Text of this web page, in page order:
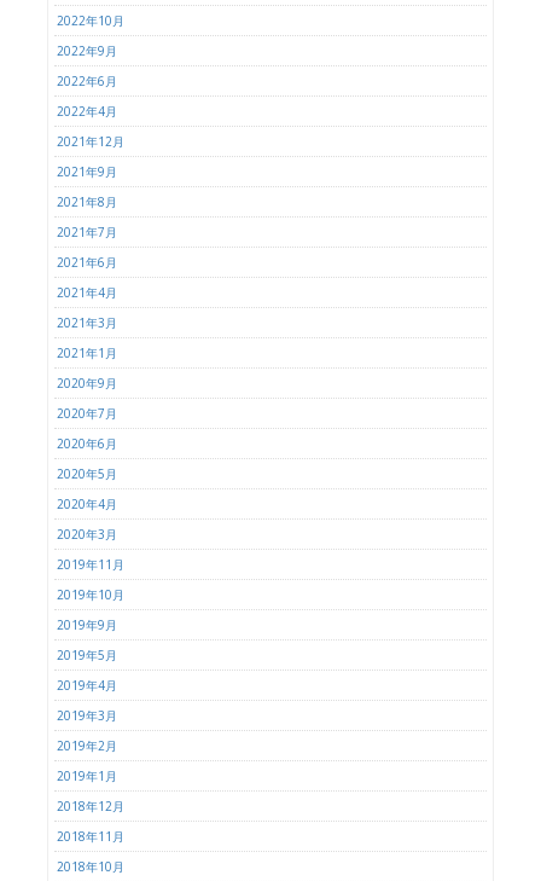
2022年10月
2022年9月
2022年6月
2022年4月
2021年12月
2021年9月
2021年8月
2021年7月
2021年6月
2021年4月
2021年3月
2021年1月
2020年9月
2020年7月
2020年6月
2020年5月
2020年4月
2020年3月
2019年11月
2019年10月
2019年9月
2019年5月
2019年4月
2019年3月
2019年2月
2019年1月
2018年12月
2018年11月
2018年10月